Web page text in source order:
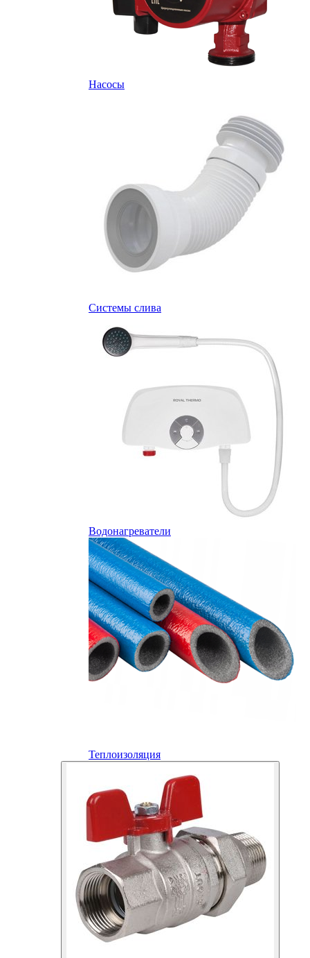
Насосы
Системы слива
Водонагреватели
Теплоизоляция